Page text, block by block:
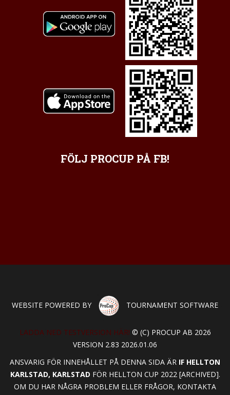
FÖLJ PROCUP PÅ FB!
WEBSITE POWERED BY TOURNAMENT SOFTWARE
LADDA NED TESTVERSION HÄR! © (C) PROCUP AB 2026
VERSION 2.83 2026.01.06
ANSVARIG FÖR INNEHÅLLET PÅ DENNA SIDA ÄR IF HELLTON
KARLSTAD, KARLSTAD FÖR HELLTON CUP 2022 [ARCHIVED].
OM DU HAR NÅGRA PROBLEM ELLER FRÅGOR, KONTAKTA